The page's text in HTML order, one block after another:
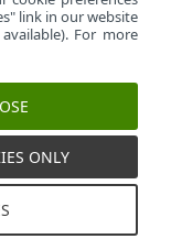
Cookiebeleid
link in our website
For more
ONLY